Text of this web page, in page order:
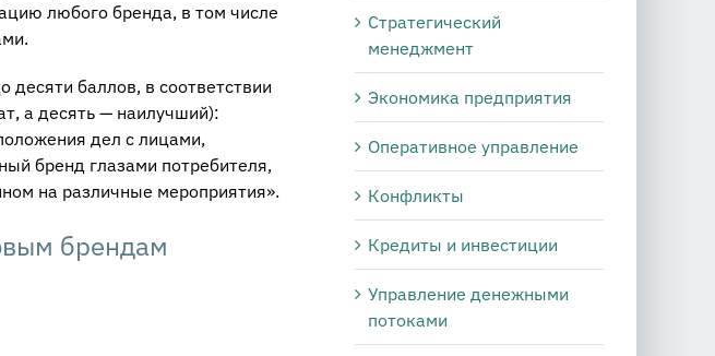
любого бренда, в том числе
баллов, в соответствии
а десять — наилучший):
дел с лицами,
бренд глазами потребителя,
на различные мероприятия».
брендам
Стратегический
менеджмент
Экономика предприятия
Оперативное управление
Конфликты
Кредиты и инвестиции
Управление денежными
потоками